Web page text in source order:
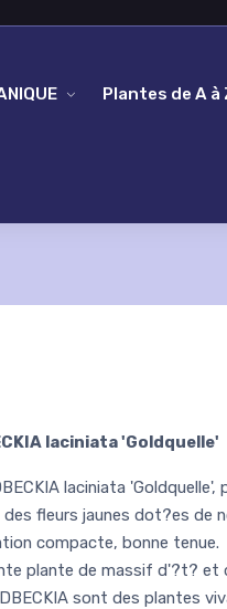
Plantes de A à
laciniata 'Goldquelle'
laciniata
fleurs jaunes dot?es de
compacte, bonne tenue.
plante de massif d'?t? et
sont des plantes